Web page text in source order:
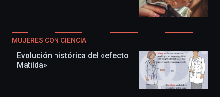
MUJERES CON CIENCIA
Evolución histórica del «efecto
Matilda»